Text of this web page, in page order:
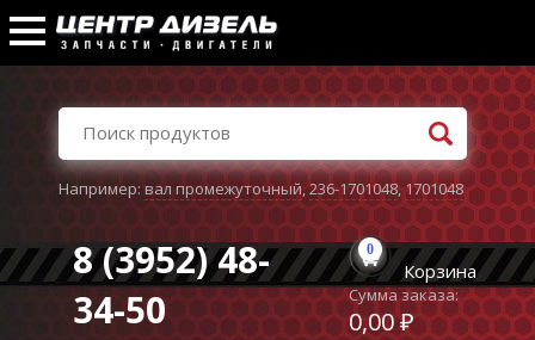
Например:вал промежуточный,236-1701048,1701048
8 (3952) 48-
34-50
0
Корзина
Сумма заказа:
0,00 ₽